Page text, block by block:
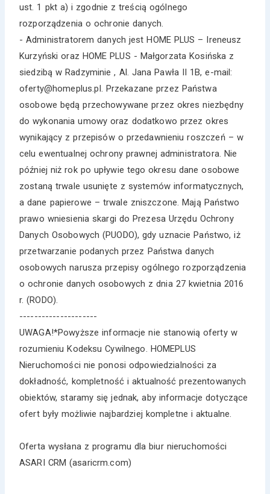
ust. 1 pkt a) i zgodnie z treścią ogólnego
rozporządzenia o ochronie danych.
- Administratorem danych jest HOME PLUS – Ireneusz
Kurzyński oraz HOME PLUS - Małgorzata Kosińska z
siedzibą w Radzyminie , Al. Jana Pawła II 1B, e-mail:
oferty@homeplus.pl. Przekazane przez Państwa
osobowe będą przechowywane przez okres niezbędny
do wykonania umowy oraz dodatkowo przez okres
wynikający z przepisów o przedawnieniu roszczeń – w
celu ewentualnej ochrony prawnej administratora. Nie
później niż rok po upływie tego okresu dane osobowe
zostaną trwale usunięte z systemów informatycznych,
a dane papierowe – trwale zniszczone. Mają Państwo
prawo wniesienia skargi do Prezesa Urzędu Ochrony
Danych Osobowych (PUODO), gdy uznacie Państwo, iż
przetwarzanie podanych przez Państwa danych
osobowych narusza przepisy ogólnego rozporządzenia
o ochronie danych osobowych z dnia 27 kwietnia 2016
r. (RODO).
---------------------
UWAGA!*Powyższe informacje nie stanowią oferty w
rozumieniu Kodeksu Cywilnego. HOMEPLUS
Nieruchomości nie ponosi odpowiedzialności za
dokładność, kompletność i aktualność prezentowanych
obiektów, staramy się jednak, aby informacje dotyczące
ofert były możliwie najbardziej kompletne i aktualne.
Oferta wysłana z programu dla biur nieruchomości
ASARI CRM (asaricrm.com)